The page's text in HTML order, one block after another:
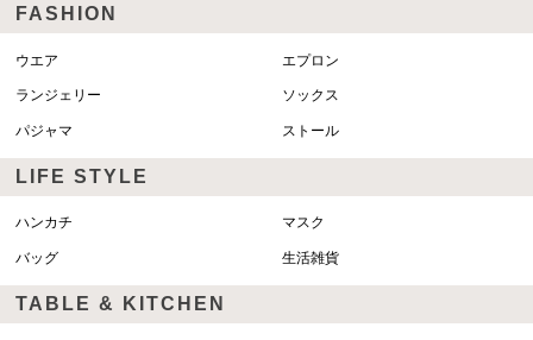
FASHION
ウエア エプロン
ランジェリー ソックス
パジャマ ストール
LIFE STYLE
ハンカチ マスク
バッグ 生活雑貨
TABLE & KITCHEN